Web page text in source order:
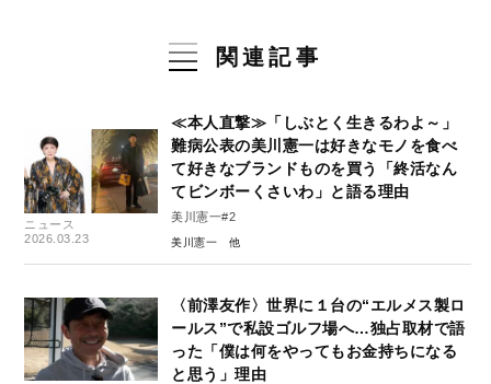
関連記事
ニュース
2026.03.23
≪本人直撃≫「しぶとく生きるわよ～」
難病公表の美川憲一は好きなモノを食べ
て好きなブランドものを買う「終活なん
てビンボーくさいわ」と語る理由
美川憲一#2
美川憲一
〈前澤友作〉世界に１台の“エルメス製ロ
ールス”で私設ゴルフ場へ…独占取材で語
った「僕は何をやってもお金持ちになる
と思う」理由